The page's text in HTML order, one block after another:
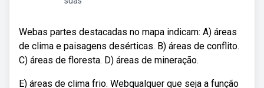
Webas partes destacadas no mapa indicam: A) áreas
de clima e paisagens desérticas. B) áreas de conflito.
C) áreas de floresta. D) áreas de mineração.
E) áreas de clima frio. Webqualquer que seja a função